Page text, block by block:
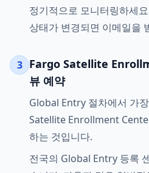
정기적으로 모니터링하세
상태가 변경되면 이메일을
3 Fargo Satellite
뷰 예약
Global Entry 절차에서 가
Satellite Enrollment
하는 것입니다.
전국의 Global Entry 등록